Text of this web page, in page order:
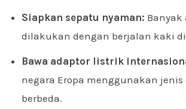
Siapkan sepatu nyaman: Banyak
dilakukan dengan berjalan kaki
Bawa adaptor listrik
negara Eropa menggunakan jenis
berbeda.